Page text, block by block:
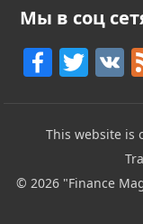
Мы в соц
F
a
c
e
b
T
w
itt
er
V
K
This website is
© 2026 "Finance